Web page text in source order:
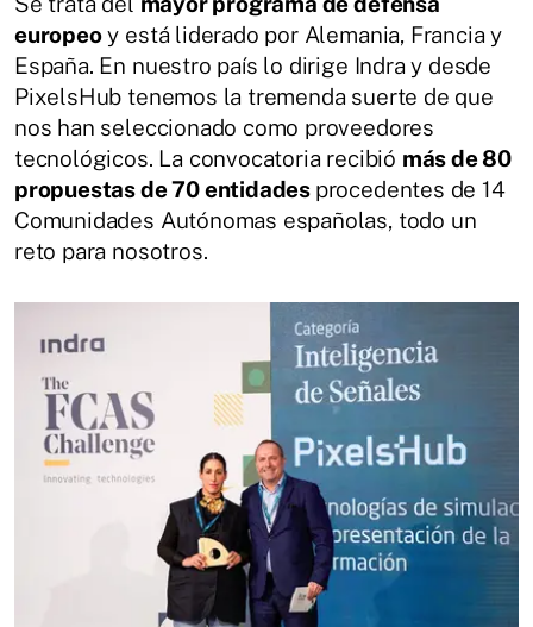
europeoy está liderado por Alemania, Francia y
España. En nuestro país lo dirige Indra y desde
PixelsHub tenemos la tremenda suerte de que
nos han seleccionado como proveedores
tecnológicos. La convocatoria recibió más de 80
propuestas de 70 entidades procedentes de 14
Comunidades Autónomas españolas, todo un
reto para nosotros.